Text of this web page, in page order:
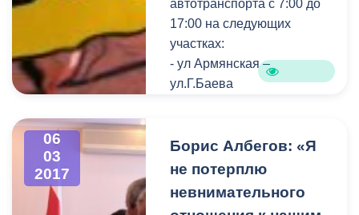
автотранспорта с 7:00 до
17:00 на следующих
участках:
- ул Армянская –
ул.Г.Баева
- ул.Церетели -
ул.Димитрова
06
03
2017
Борис Албегов: «Я
не потерплю
невнимательного